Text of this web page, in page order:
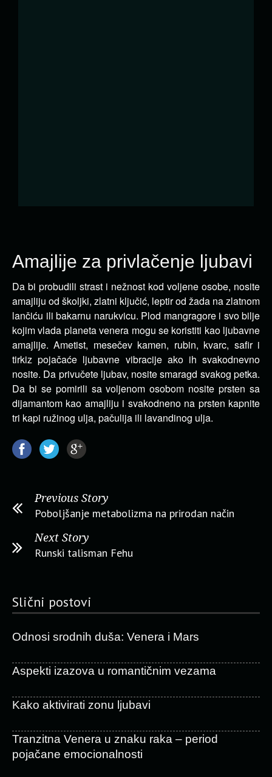
Amajlije za privlačenje ljubavi
Da bi probudili strast i nežnost kod voljene osobe, nosite
amajliju od školjki, zlatni ključić, leptir od žada na zlatnom
lančiću ili bakarnu narukvicu. Plod mangragore i svo bilje
kojim vlada planeta venera mogu se koristiti kao ljubavne
amajlije. Ametist, mesečev kamen, rubin, kvarc, safir i
tirkiz pojačaće ljubavne vibracije ako ih svakodnevno
nosite. Da privučete ljubav, nosite smaragd svakog petka.
Da bi se pomirili sa voljenom osobom nosite prsten sa
dijamantom kao amajliju i svakodneno na prsten kapnite
tri kapi ružinog ulja, pačulija ili lavandinog ulja.
Previous Story
Poboljšanje metabolizma na prirodan način
Next Story
Runski talisman Fehu
Slični postovi
Odnosi srodnih duša: Venera i Mars
Aspekti izazova u romantičnim vezama
Kako aktivirati zonu ljubavi
Tranzitna Venera u znaku raka – period
pojačane emocionalnosti